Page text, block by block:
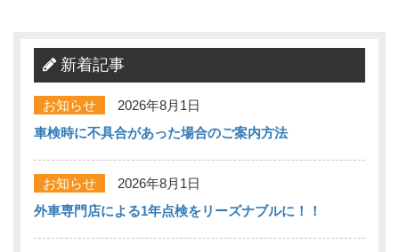
新着記事
お知らせ
2026年8月1日
車検時に不具合があった場合のご案内方法
お知らせ
2026年8月1日
外車専門店による1年点検をリーズナブルに！！